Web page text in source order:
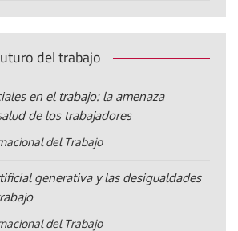
del trabajo
en el trabajo: la amenaza
de los trabajadores
del Trabajo
generativa y las desigualdades
del Trabajo